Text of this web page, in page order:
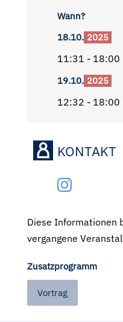
Wann?
18.10. 2025
11:31 - 18:00
19.10. 2025
12:32 - 18:00
KONTAKT
Diese Informationen
vergangene
Zusatzprogramm
Vortrag